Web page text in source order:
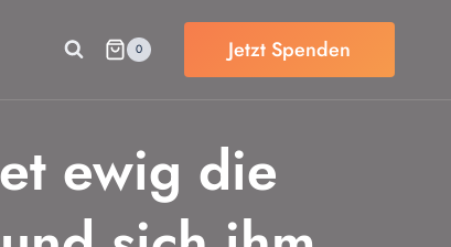
0 Jetzt Spenden
ewig die